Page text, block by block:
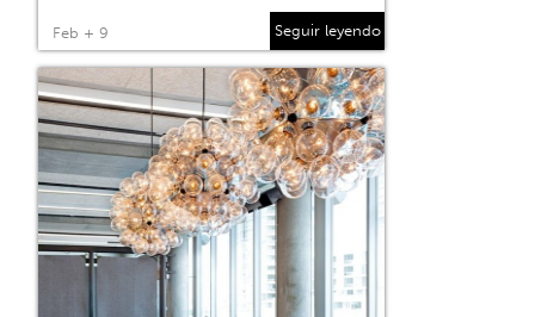
Feb + 9 Seguir leyendo